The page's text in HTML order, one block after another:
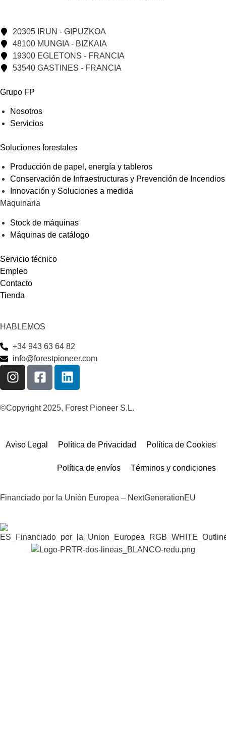
20305 IRUN - GIPUZKOA
48100 MUNGIA - BIZKAIA
19300 EGLETONS - FRANCIA
53540 GASTINES - FRANCIA
Grupo FP
Nosotros
Servicios
Soluciones forestales
Producción de papel, energía y tableros
Conservación de Infraestructuras y Prevención de Incendios
Innovación y Soluciones a medida
Maquinaria
Stock de máquinas
Máquinas de catálogo
Servicio técnico
Empleo
Contacto
Tienda
HABLEMOS
+34 943 63 64 82
info@forestpioneer.com
©Copyright 2025, Forest Pioneer S.L.
Aviso Legal Política de Privacidad Política de Cookies
Política de envíos Términos y condiciones
Financiado por la Unión Europea – NextGenerationEU